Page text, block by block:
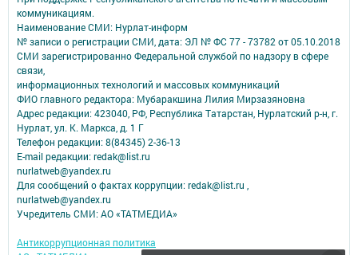
коммуникациям.
Наименование СМИ: Нурлат-⁠информ
№ записи о регистрации СМИ, дата: ЭЛ № ФС 77 -⁠ 73782 от 05.10.2018
СМИ зарегистрированно Федеральной службой по надзору в сфере
связи,
информационных технологий и массовых коммуникаций
ФИО главного редактора: Мубаракшина Лилия Мирзазяновна
Адрес редакции: 423040, РФ, Республика Татарстан, Нурлатский р-н, г.
Нурлат, ул. К. Маркса, д. 1 Г
Телефон редакции: 8(84345) 2-36-13
E-mail редакции: redak@list.ru
nurlatweb@yandex.ru
Для сообщений о фактах коррупции: redak@list.ru ,
nurlatweb@yandex.ru
Учредитель СМИ: АО «ТАТМЕДИА»
Антикоррупционная политика